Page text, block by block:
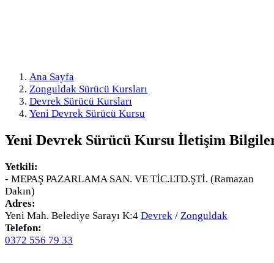
Ana Sayfa
Zonguldak Sürücü Kursları
Devrek Sürücü Kursları
Yeni Devrek Sürücü Kursu
Yeni Devrek Sürücü Kursu İletişim
Yetkili:
- MEPAŞ PAZARLAMA SAN. VE TİC.LTD.ŞTİ. (Ramazan
Dakın)
Adres:
Yeni Mah. Belediye Sarayı K:4 Devrek / Zonguldak
Telefon:
0372 556 79 33